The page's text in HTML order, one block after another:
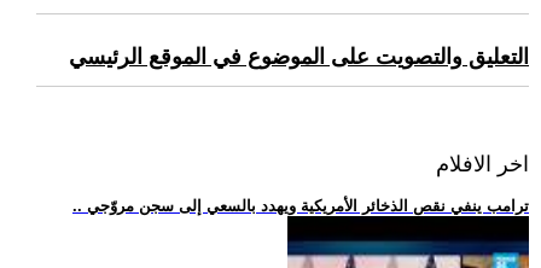
التعليق والتصويت على الموضوع في الموقع الرئيسي
اخر الافلام
.. ترامب ينفي نقص الذخائر الأمريكية ويهدد بالسعي إلى سجن مروّجي